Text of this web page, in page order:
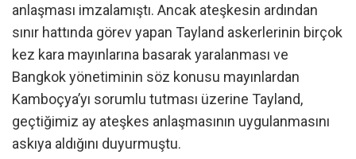
anlaşması imzalamıştı. Ancak ateşkesin ardından
sınır hattında görev yapan Tayland askerlerinin birçok
kez kara mayınlarına basarak yaralanması ve
Bangkok yönetiminin söz konusu mayınlardan
Kamboçya’yı sorumlu tutması üzerine Tayland,
geçtiğimiz ay ateşkes anlaşmasının uygulanmasını
askıya aldığını duyurmuştu.